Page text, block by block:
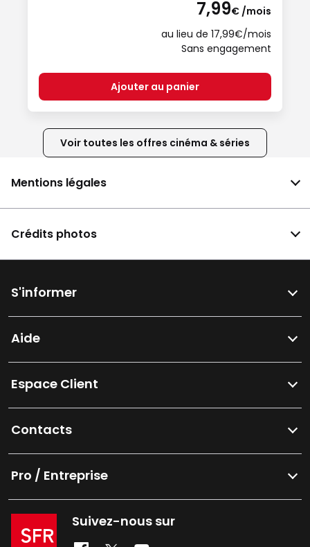
7,99€ /mois
au lieu de 17,99€/mois
Sans engagement
Ajouter au panier
Voir toutes les offres cinéma & séries
Mentions légales
Crédits photos
S'informer
Aide
Espace Client
Contacts
Pro / Entreprise
Suivez-nous sur